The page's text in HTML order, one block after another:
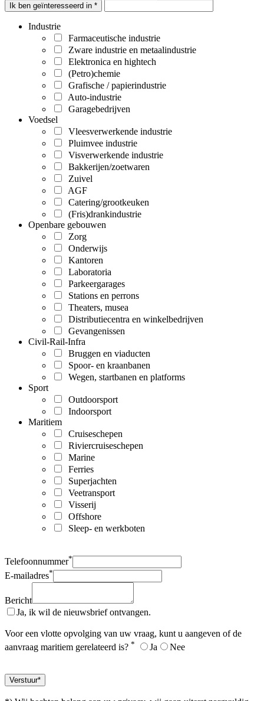
Ik ben geïnteresseerd in *
Industrie
Farmaceutische industrie
Zware industrie en metaalindustrie
Elektronica en hightech
(Petro)chemie
Grafische / papierindustrie
Auto-industrie
Garagebedrijven
Voedsel
Vleesverwerkende industrie
Pluimvee industrie
Visverwerkende industrie
Bakkerijen/zoetwaren
Zuivel
AGF
Catering/grootkeuken
(Fris)drankindustrie
Openbare gebouwen
Zorg
Onderwijs
Kantoren
Laboratoria
Parkeergarages
Stations en perrons
Theaters, musea
Distributiecentra en winkelbedrijven
Gevangenissen
Civil-Rail-Infra
Bruggen en viaducten
Spoor- en kraanbanen
Wegen, startbanen en platforms
Sport
Outdoorsport
Indoorsport
Maritiem
Cruiseschepen
Riviercruiseschepen
Marine
Ferries
Superjachten
Veetransport
Visserij
Offshore
Sleep- en werkboten
Telefoonnummer*
E-mailadres*
Bericht
Ja, ik wil de nieuwsbrief ontvangen.
Voor een vlotte opvolging van uw vraag, kunt u aangeven of de
aanvraag maritiem gerelateerd is? * Ja Nee